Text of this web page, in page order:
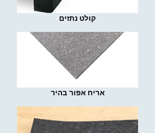
קולט נתזים
אריח אפור בהיר